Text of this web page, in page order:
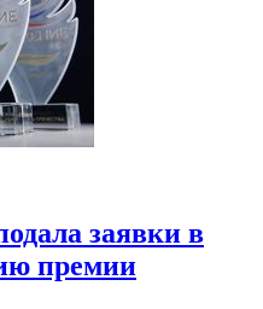
заявки в
премии